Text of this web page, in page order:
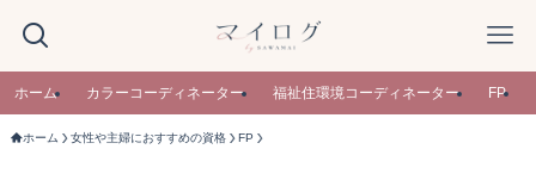
ホーム カラーコーディネーター 福祉住環境コーディネーター FP
ホーム 女性や主婦におすすめの資格 FP